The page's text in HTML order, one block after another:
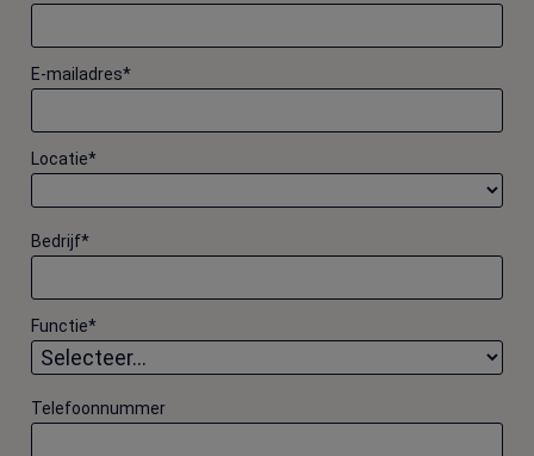
*
E-mailadres
*
Locatie
*
Bedrijf
*
Functie
Telefoonnummer